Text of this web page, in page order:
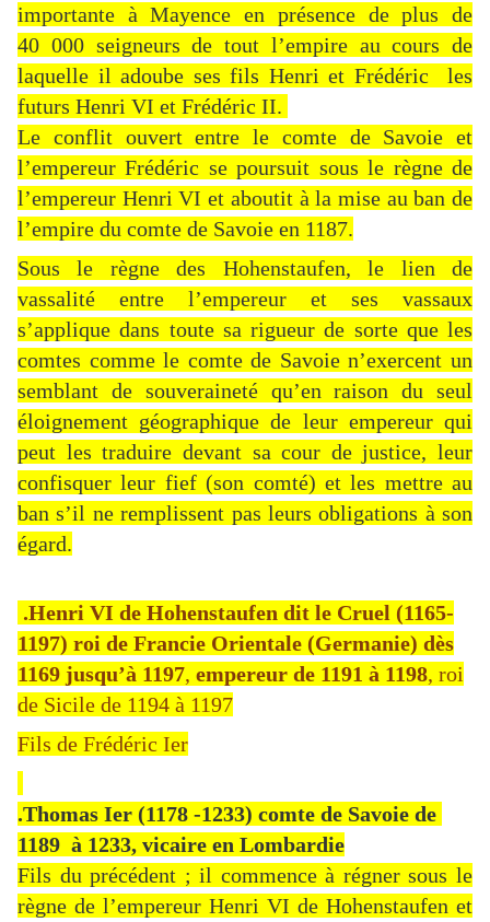
importante à Mayence en présence de plus de
40 000 seigneurs de tout l’empire au cours de
laquelle il adoube ses fils Henri et Frédéric les
futurs Henri VI et Frédéric II.
Le conflit ouvert entre le comte de Savoie et
l’empereur Frédéric se poursuit sous le règne de
l’empereur Henri VI et aboutit à la mise au ban de
l’empire du comte de Savoie en 1187.
Sous le règne des Hohenstaufen, le lien de
vassalité entre l’empereur et ses vassaux
s’applique dans toute sa rigueur de sorte que les
comtes comme le comte de Savoie n’exercent un
semblant de souveraineté qu’en raison du seul
éloignement géographique de leur empereur qui
peut les traduire devant sa cour de justice, leur
confisquer leur fief (son comté) et les mettre au
ban s’il ne remplissent pas leurs obligations à son
égard.
.Henri VI de Hohenstaufen dit le Cruel (1165-
1197) roi de Francie Orientale (Germanie) dès
1169 jusqu’à 1197, empereur de 1191 à 1198, roi
de Sicile de 1194 à 1197
Fils de Frédéric Ier
.Thomas Ier (1178 -1233) comte de Savoie de
1189 à 1233, vicaire en Lombardie
Fils du précédent ; il commence à régner sous le
règne de l’empereur Henri VI de Hohenstaufen et